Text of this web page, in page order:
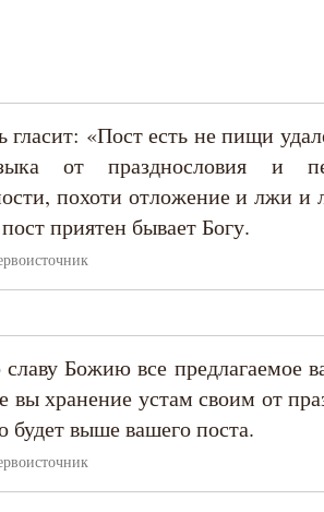
гласит: «Пост есть не пищи
от празднословия и
похоти отложение и лжи и
приятен бывает Богу.
Божию все предлагаемое
вы хранение устам своим от
будет выше вашего поста.